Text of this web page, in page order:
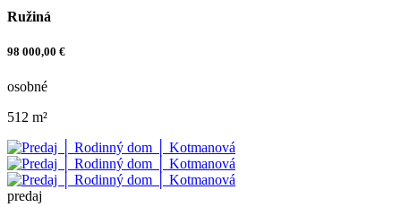
Ružiná
98 000,00 €
osobné
512 m²
predaj